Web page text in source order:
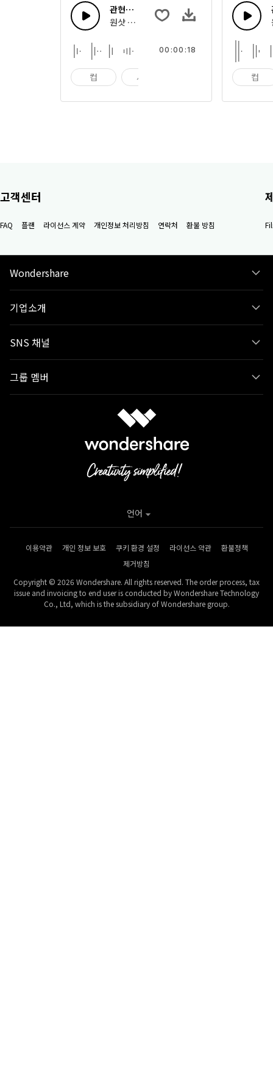
관현악 톤 29
원샷 톤이나 빠른 멜로디 스팅으로 조합한 관
컵 사발
00:00:18
컵
고객센터
FAQ 플랜 라이선스 계약 개인정보 처리방침 연락처 환불 방침
Wondershare
기업소개
SNS 채널
그룹 멤버
이용약관 개인 정보 보호 쿠키 환경 설정 라이선스 약관
환불정책
제거방침
Copyright © 2026 Wondershare. All rights reserved. The order process, tax
issue and invoicing to end user is conducted by Wondershare Technology
Co., Ltd, which is the subsidiary of Wondershare group.
언어